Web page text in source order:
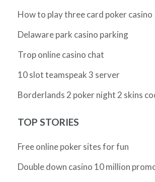
How to play three card poker casino
Delaware park casino parking
Trop online casino chat
10 slot teamspeak 3 server
Borderlands 2 poker night 2 skins
TOP STORIES
Free online poker sites for fun
Double down casino 10 million